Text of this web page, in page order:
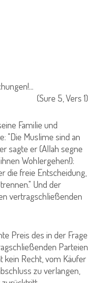
1)
Familie und
"Die Muslime sind an
sagte er (Allah segne
Wohlergehen!):
die freie Entscheidung,
Und der
vertragschließenden
Preis des in der Frage
Parteien
kein Recht, vom Käufer
zu verlangen,